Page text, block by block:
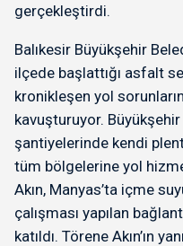
gerçekleştirdi.
Balıkesir Büyükşehir
ilçede başlattığı asfalt
kronikleşen yol
kavuşturuyor.
şantiyelerinde kendi
tüm bölgelerine yol
Akın, Manyas’ta içme
çalışması yapılan
katıldı. Törene Akın’ın